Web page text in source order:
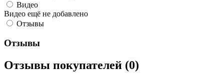
Видео
Видео ещё не добавлено
Отзывы
Отзывы
Отзывы покупателей (0)